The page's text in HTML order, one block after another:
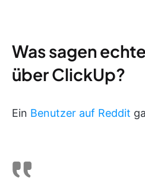
Was sagen
über ClickUp?
Ein Benutzer auf Reddit